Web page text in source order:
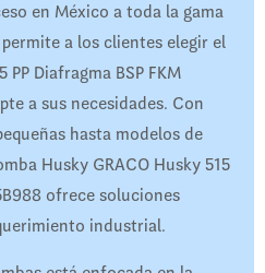
en México a toda la gama
a los clientes elegir el
PP Diafragma BSP FKM
a sus necesidades. Con
hasta modelos de
Husky GRACO Husky 515
ofrece soluciones
industrial.